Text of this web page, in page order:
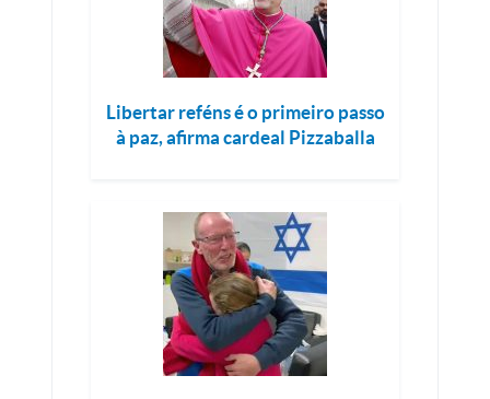
Libertar reféns é o primeiro passo
à paz, afirma cardeal Pizzaballa